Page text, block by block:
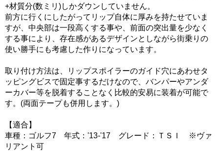
+材質分(数ミリ)しかダウンしていません。
前方に行くにしたがってリップ自体に厚みを持たせていま
すが、中央部は一段高くする事や、前面の突出量を少なく
する事により、存在感があるデザインとしながら街乗りの
使い勝手にも考慮した作りになっています。
取り付け方法は、リップスポイラーのガイド穴にあわせタ
ッピングビスで固定事するだけなので、バンパーやアンダ
ーカバー等を脱着することなく比較的安易に装着が可能で
す。(両面テープも併用します。)
【適合】
車種：ゴルフ7 年式：'13-'17 グレード：ＴＳＩ ※ヴァ
リアント可